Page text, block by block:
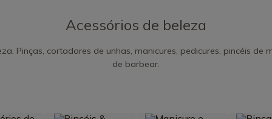
Acessórios de beleza
Pinças, cortadores de unhas, manicures, pedicures, pincéis de
de barbear.